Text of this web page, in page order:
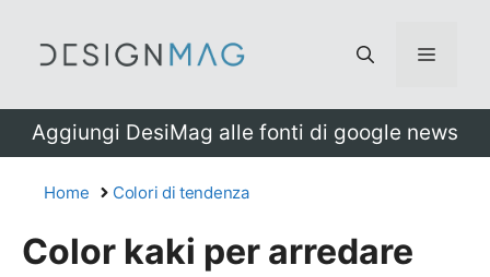
Menu
Aggiungi DesiMag alle fonti di google news
Home Colori di tendenza
Color kaki per arredare